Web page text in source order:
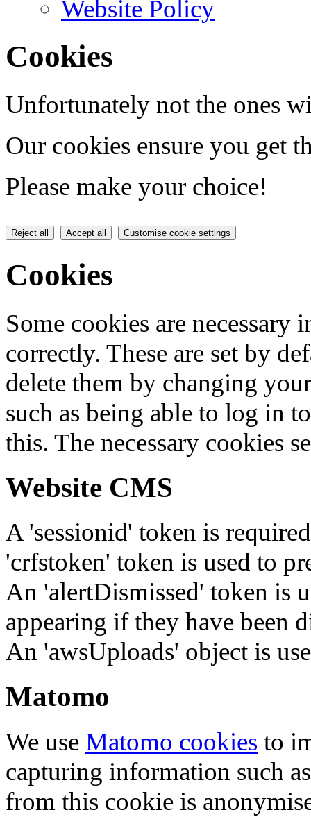
Website Policy
Cookies
Unfortunately not the ones
Our cookies ensure you get
Please make your choice!
Reject all Accept all Customise cookie settings
Cookies
Some cookies are
correctly. These are set by
delete them by changing
such as being able to log in
this. The necessary cookies
Website CMS
A 'sessionid' token is
'crfstoken' token is used to
An 'alertDismissed' token is
appearing if they have been
An 'awsUploads' object is
Matomo
We use Matomo cookies to
capturing information such
from this cookie is